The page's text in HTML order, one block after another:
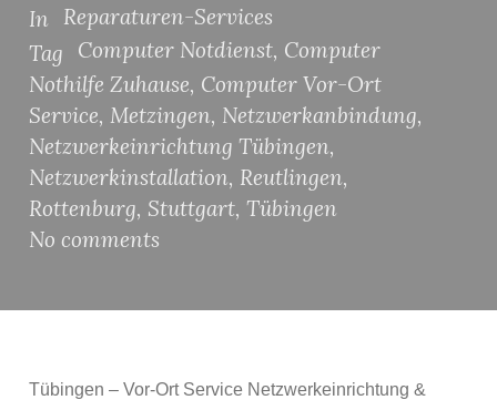
In
Reparaturen-Services
Tag
Computer Notdienst, Computer
Nothilfe Zuhause, Computer Vor-Ort
Service, Metzingen, Netzwerkanbindung,
Netzwerkeinrichtung Tübingen,
Netzwerkinstallation, Reutlingen,
Rottenburg, Stuttgart, Tübingen
No comments
Tübingen – Vor-Ort Service Netzwerkeinrichtung &